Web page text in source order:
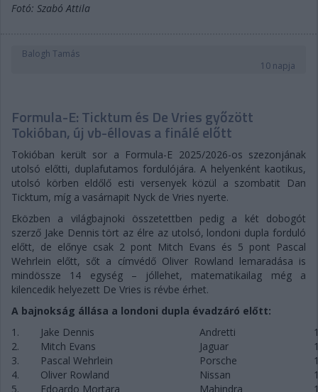
Fotó: Szabó Attila
Balogh Tamás
10 napja
Formula-E: Ticktum és De Vries győzött
Tokióban, új vb-éllovas a finálé előtt
Tokióban került sor a Formula-E 2025/2026-os szezonjának
utolsó előtti, duplafutamos fordulójára. A helyenként kaotikus,
utolsó körben eldőlő esti versenyek közül a szombatit Dan
Ticktum, míg a vasárnapit Nyck de Vries nyerte.
Eközben a világbajnoki összetettben pedig a két dobogót
szerző Jake Dennis tört az élre az utolsó, londoni dupla forduló
előtt, de előnye csak 2 pont Mitch Evans és 5 pont Pascal
Wehrlein előtt, sőt a címvédő Oliver Rowland lemaradása is
mindössze 14 egység – jóllehet, matematikailag még a
kilencedik helyezett De Vries is révbe érhet.
A bajnokság állása a londoni dupla évadzáró előtt:
1.
Jake Dennis Andretti
2.
Mitch Evans Jaguar
3.
Pascal Wehrlein Porsche
4.
Oliver Rowland Nissan
5.
Edoardo Mortara Mahindra